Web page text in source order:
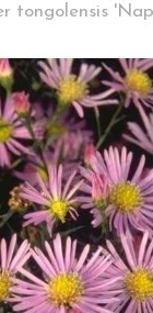
tongolensis